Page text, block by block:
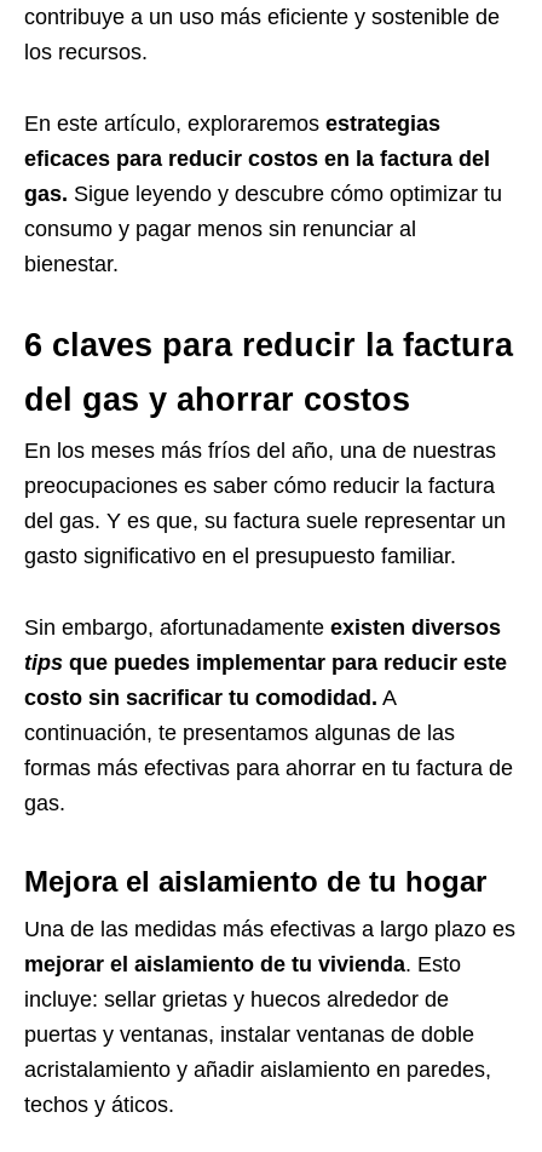
contribuye a un uso más eficiente y sostenible de
los recursos.
En este artículo, exploraremos estrategias
eficaces para reducir costos en la factura del
gas. Sigue leyendo y descubre cómo optimizar tu
consumo y pagar menos sin renunciar al
bienestar.
6 claves para reducir la factura
del gas y ahorrar costos
En los meses más fríos del año, una de nuestras
preocupaciones es saber cómo reducir la factura
del gas. Y es que, su factura suele representar un
gasto significativo en el presupuesto familiar.
Sin embargo, afortunadamente existen diversos
tips que puedes implementar para reducir este
costo sin sacrificar tu comodidad. A
continuación, te presentamos algunas de las
formas más efectivas para ahorrar en tu factura de
gas.
Mejora el aislamiento de tu hogar
Una de las medidas más efectivas a largo plazo es
mejorar el aislamiento de tu vivienda. Esto
incluye: sellar grietas y huecos alrededor de
puertas y ventanas, instalar ventanas de doble
acristalamiento y añadir aislamiento en paredes,
techos y áticos.